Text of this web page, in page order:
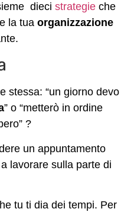
dieci strategie che
la tua organizzazione
stessa: “un giorno devo
” o “metterò in ordine
?
un appuntamento
lavorare sulla parte di
tu ti dia dei tempi. Per